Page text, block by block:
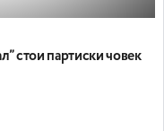
стои партиски човек